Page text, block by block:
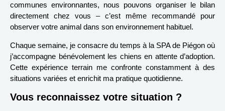
communes environnantes, nous pouvons organiser le bilan
directement chez vous – c’est même recommandé pour
observer votre animal dans son environnement habituel.
Chaque semaine, je consacre du temps à la SPA de Piégon où
j’accompagne bénévolement les chiens en attente d’adoption.
Cette expérience terrain me confronte constamment à des
situations variées et enrichit ma pratique quotidienne.
Vous reconnaissez votre situation ?